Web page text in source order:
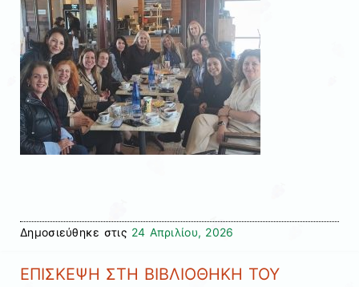
Δημοσιεύθηκε στις 24 Απριλίου, 2026
ΕΠΙΣΚΕΨΗ ΣΤΗ ΒΙΒΛΙΟΘΗΚΗ ΤΟΥ